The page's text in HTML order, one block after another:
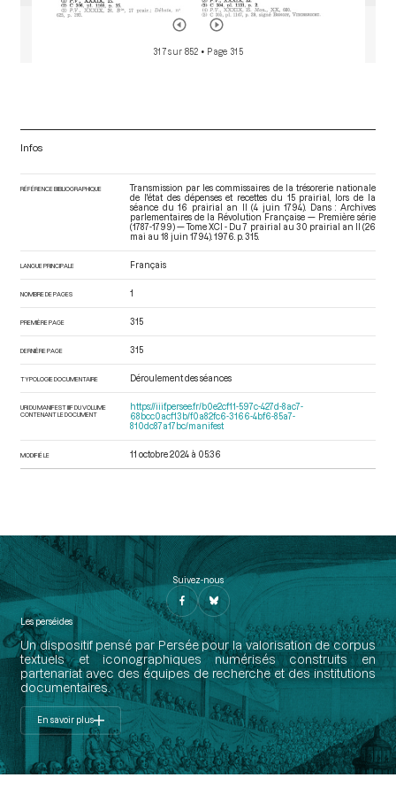
317 sur 852 • Page 315
Infos
RÉFÉRENCE BIBLIOGRAPHIQUE
Transmission par les commissaires de la trésorerie nationale
de l'état des dépenses et recettes du 15 prairial, lors de la
séance du 16 prairial an II (4 juin 1794). Dans : Archives
parlementaires de la Révolution Française — Première série
(1787-1799) — Tome XCI - Du 7 prairial au 30 prairial an II (26
mai au 18 juin 1794) . 1976. p. 315.
LANGUE PRINCIPALE Français
NOMBRE DE PAGES 1
PREMIÈRE PAGE 315
DERNIÈRE PAGE 315
TYPOLOGIE DOCUMENTAIRE Déroulement des séances
URI DU MANIFEST IIIF DU VOLUME
CONTENANT LE DOCUMENT
https://iiif.persee.fr/b0e2cf11-597c-427d-8ac7-
68bcc0acf13b/f0a82fc6-3166-4bf6-85a7-
810dc87a17bc/manifest
MODIFIÉ LE 11 octobre 2024 à 05:36
Suivez-nous
Les perséides
Un dispositif pensé par Persée pour la valorisation de corpus
textuels et iconographiques numérisés construits en
partenariat avec des équipes de recherche et des institutions
documentaires.
En savoir plus